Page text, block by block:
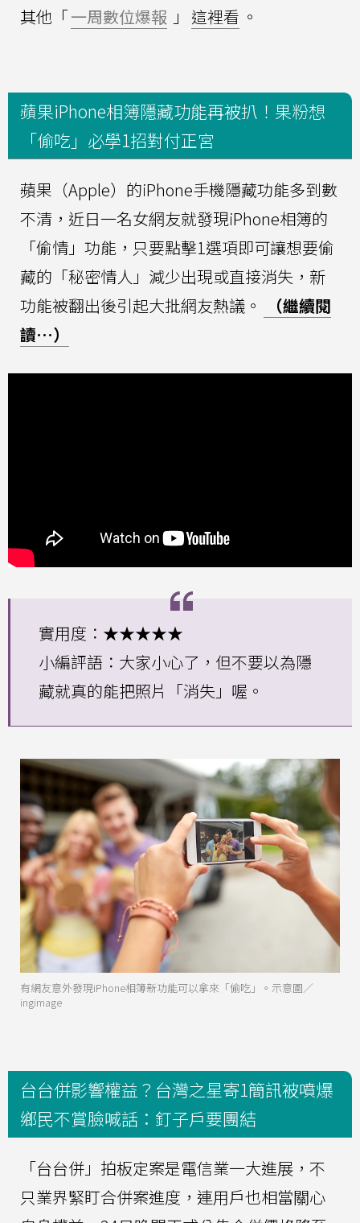
其他「一周數位爆報 」 這裡看 。
蘋果iPhone相簿隱藏功能再被扒！果粉想
「偷吃」必學1招對付正宮
蘋果（Apple）的iPhone手機隱藏功能多到數
不清，近日一名女網友就發現iPhone相簿的
「偷情」功能，只要點擊1選項即可讓想要偷
藏的「秘密情人」減少出現或直接消失，新
功能被翻出後引起大批網友熱議。
（繼續閱
讀…）
實用度：★★★★★
小編評語：大家小心了，但不要以為隱
藏就真的能把照片「消失」喔。
有網友意外發現iPhone相簿新功能可以拿來「偷吃」。示意圖／
ingimage
台台併影響權益？台灣之星寄1簡訊被噴爆
鄉民不賞臉喊話：釘子戶要團結
「台台併」拍板定案是電信業一大進展，不
只業界緊盯合併案進度，連用戶也相當關心